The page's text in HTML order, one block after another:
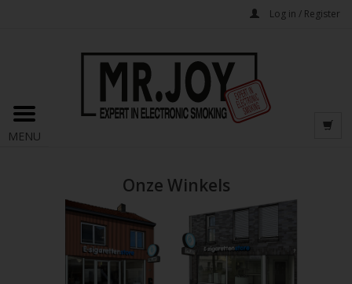
Log in / Register
MENU
Onze Winkels